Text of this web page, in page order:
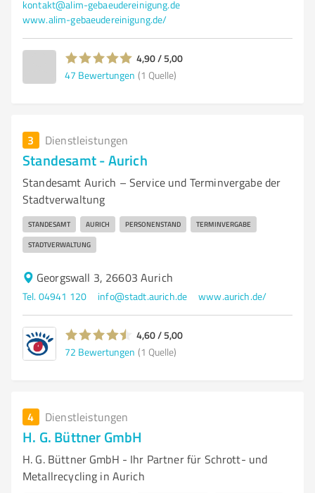
kontakt@alim-gebaeudereinigung.de
www.alim-gebaeudereinigung.de/
4,90 / 5,00
47 Bewertungen (1 Quelle)
3 Dienstleistungen
Standesamt - Aurich
Standesamt Aurich – Service und Terminvergabe der
Stadtverwaltung
STANDESAMT AURICH PERSONENSTAND TERMINVERGABE
STADTVERWALTUNG
Georgswall 3, 26603 Aurich
Tel. 04941 120 info@stadt.aurich.de www.aurich.de/
4,60 / 5,00
72 Bewertungen (1 Quelle)
4 Dienstleistungen
H. G. Büttner GmbH
H. G. Büttner GmbH - Ihr Partner für Schrott- und
Metallrecycling in Aurich